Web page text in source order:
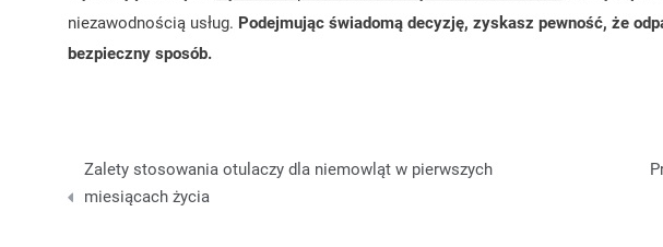
niezawodnością usług. Podejmując świadomą decyzję, zyskasz pewność, że
bezpieczny sposób.
Nawigacja
wpisu
Zalety stosowania otulaczy dla niemowląt w pierwszych
miesiącach życia